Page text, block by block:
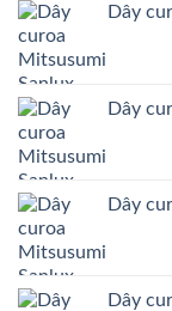
Dây
Dây
Dây
Dây